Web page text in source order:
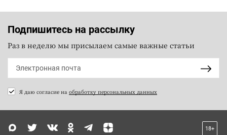
Подпишитесь на рассылку
Раз в неделю мы присылаем самые важные статьи
Я даю согласие на обработку персональных данных
18+